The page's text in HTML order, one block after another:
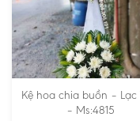
Kệ hoa chia buồn – Lạc
– Ms:4815